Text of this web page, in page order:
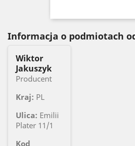
Informacja o podmiotach
Wiktor
Jakuszyk
Producent
Kraj: PL
Ulica: Emilii
Plater 11/1
Kod